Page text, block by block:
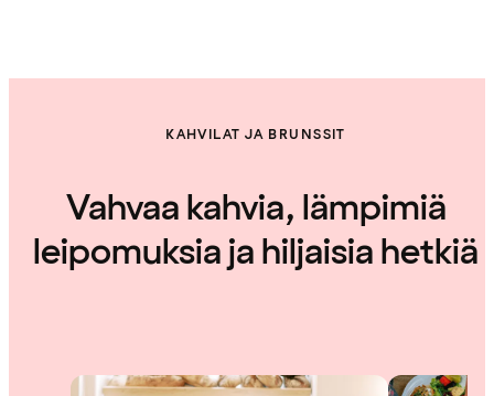
KAHVILAT JA BRUNSSIT
Vahvaa kahvia, lämpimiä
leipomuksia ja hiljaisia hetkiä